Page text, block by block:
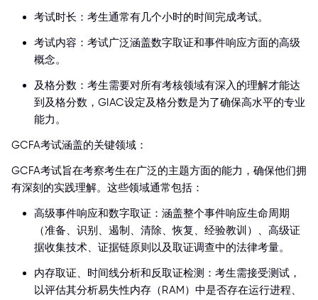
考试时长：考生通常有几个小时的时间完成考试。
考试内容：考试广泛涵盖数字取证和事件响应方面的高级
概念。
及格分数：考生需要对所有考核领域有深入的理解才能达
到及格分数，GIAC设定及格分数是为了确保高水平的专业
能力。
GCFA考试涵盖的关键领域：
GCFA考试旨在考察考生在广泛的主题方面的能力，确保他们拥
有深刻的实践理解。这些领域通常包括：
高级事件响应和数字取证：涵盖整个事件响应生命周期
（准备、识别、遏制、清除、恢复、经验教训）、高级证
据收集技术、证据链原则以及取证调查中的法律考量。
内存取证、时间线分析和反取证检测：考生需接受测试，
以评估其分析易失性内存（RAM）中是否存在运行进程、